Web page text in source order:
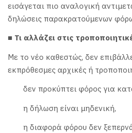
εισάγεται πιο αναλογική
δηλώσεις παρακρατούμενων
■ Τι αλλάζει στις
Με το νέο καθεστώς, δεν
εκπρόθεσμες αρχικές ή
δεν προκύπτει φόρος για
η δήλωση είναι μηδενική,
η διαφορά φόρου δεν